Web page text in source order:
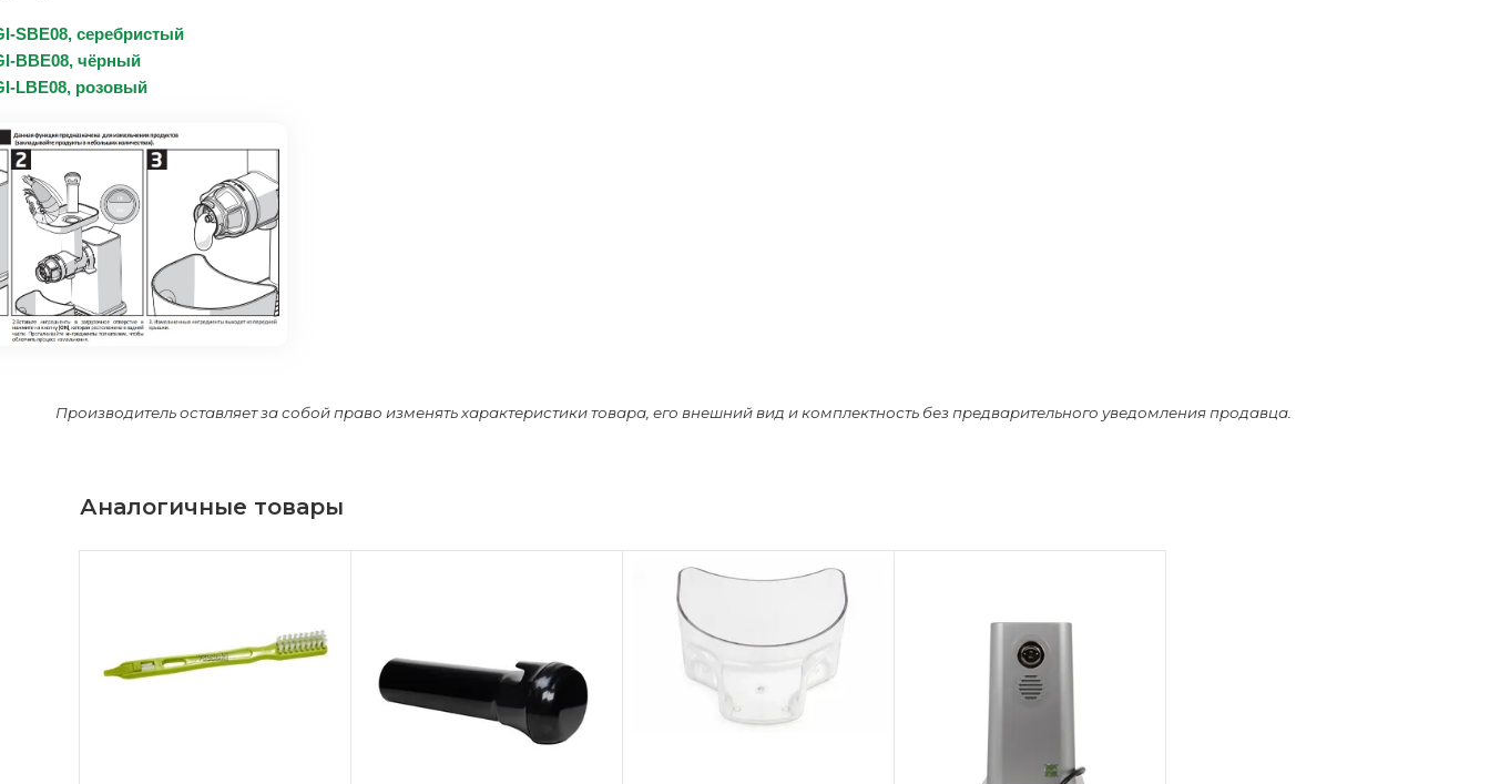
SBE08, серебристый
BBE08, чёрный
LBE08, розовый
Производитель оставляет за собой право изменять характеристики товара, его внешний вид и комплектность без предварительного уведомления продавца.
Аналогичные товары